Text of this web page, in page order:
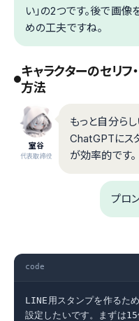
い」の2つです。後で画
めの工夫ですね。
キャラクターのセリフ
方法
室谷
代表取締役
もっと自分ら
ChatGPTにス
が効率的です。
プロ
code
LINE用スタンプを作るた
設定したいです。まずは